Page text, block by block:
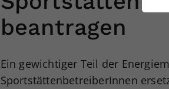
beantragen
Ein gewichtiger Teil der
SportstättenbetreiberInnen